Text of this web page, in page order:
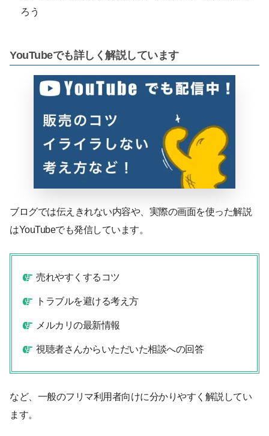
ろう
YouTubeでも詳しく解説しています
ブログでは伝えきれない内容や、実際の画面を使った解説
はYouTubeでも発信しています。
売れやすくするコツ
トラブルを避ける考え方
メルカリの最新情報
視聴者さんからいただいた相談への回答
など、一般のフリマ利用者向けに分かりやすく解説してい
ます。